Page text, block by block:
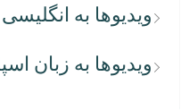
ویدیوها به انگلیسی
ویدیوها به زبان